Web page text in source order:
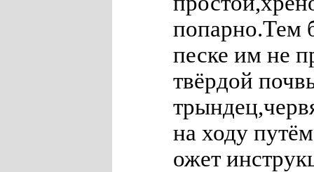
попарно.Тем
песке им не
твёрдой
на ходу
ожет